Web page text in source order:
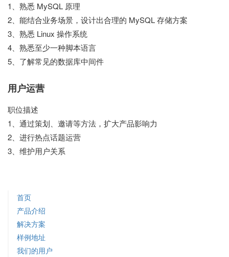
1、熟悉 MySQL 原理
2、能结合业务场景，设计出合理的 MySQL 存储方案
3、熟悉 Linux 操作系统
4、熟悉至少一种脚本语言
5、了解常见的数据库中间件
用户运营
职位描述
1、通过策划、邀请等方法，扩大产品影响力
2、进行热点话题运营
3、维护用户关系
首页
产品介绍
解决方案
样例地址
我们的用户